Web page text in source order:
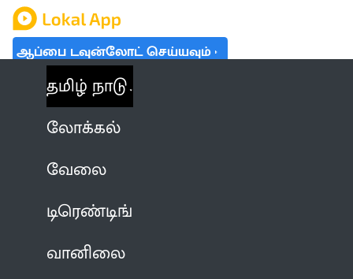
ஆப்பை டவுன்லோட் செய்யவும்
தமிழ் நாடு
லோக்கல்
வேலை
டிரெண்டிங்
வானிலை